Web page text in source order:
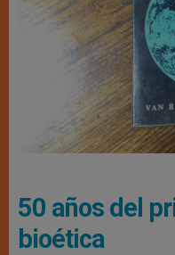
50 años del
bioética